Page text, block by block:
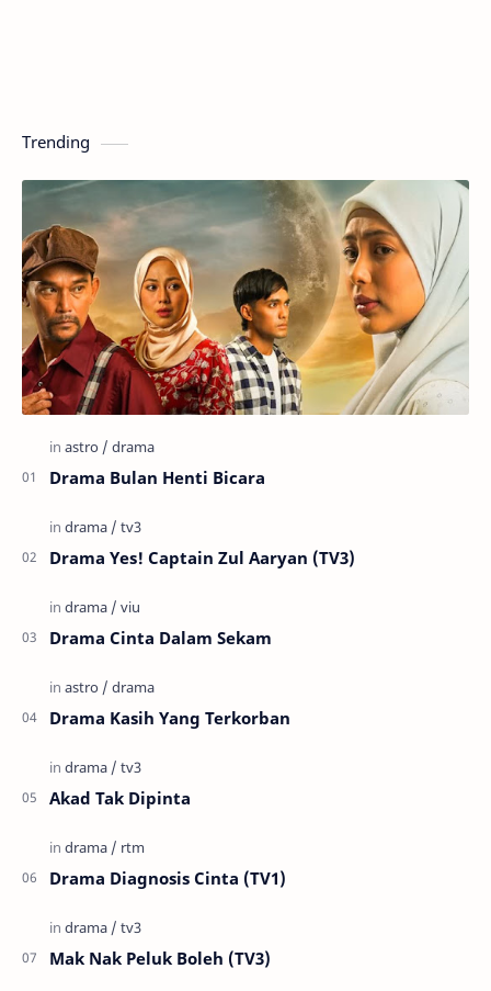
Trending
Drama Bulan Henti Bicara
Drama Yes! Captain Zul Aaryan (TV3)
Drama Cinta Dalam Sekam
Drama Kasih Yang Terkorban
Akad Tak Dipinta
Drama Diagnosis Cinta (TV1)
Mak Nak Peluk Boleh (TV3)